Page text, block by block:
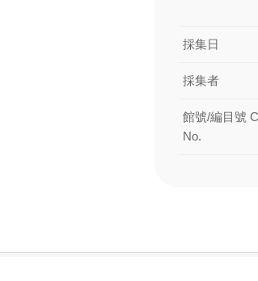
採集日
採集者
館號/編目號
No.